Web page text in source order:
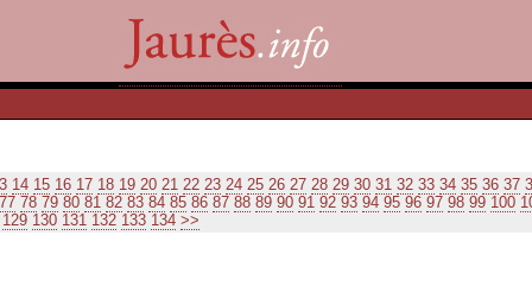
14 15 16 17 18 19 20 21 22 23 24 25 26 27 28 29 30 31 32 33 34 35 36 37
77 78 79 80 81 82 83 84 85 86 87 88 89 90 91 92 93 94 95 96 97 98 99 100
129 130 131 132 133 134 >>